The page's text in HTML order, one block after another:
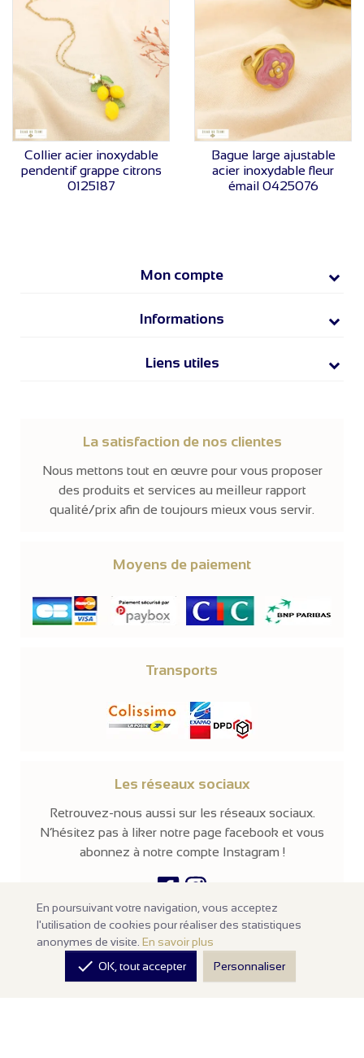
VOIR LE PRIX
Collier acier inoxydable
pendentif grappe citrons
0125187
VOIR LE PRIX
Bague large ajustable
acier inoxydable fleur
émail 0425076
Mon compte
Informations
Liens utiles
La satisfaction de nos clientes
Nous mettons tout en œuvre pour vous proposer
des produits et services au meilleur rapport
qualité/prix afin de toujours mieux vous servir.
Moyens de paiement
Transports
Les réseaux sociaux
Retrouvez-nous aussi sur les réseaux sociaux.
N’hésitez pas à liker notre page facebook et vous
abonnez à notre compte Instagram !
© 2026 -Parissima-Tous droits réservés
En poursuivant votre navigation, vous acceptez
l'utilisation de cookies pour réaliser des statistiques
anonymes de visite. En savoir plus
 OK, tout accepter Personnaliser
Notre site en ligne estréservé aux professionnels
la beauté. Les prix sont affichés hors taxes. Nos produits sont
vendus à l'unité avec un minimum d'achats de100€ HT